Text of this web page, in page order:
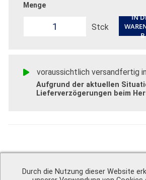
Durch die Nutzung dieser Website
Menge
Stck
IN
B
voraussichtlich versandfertig
Aufgrund der aktuellen
Lieferverzögerungen beim